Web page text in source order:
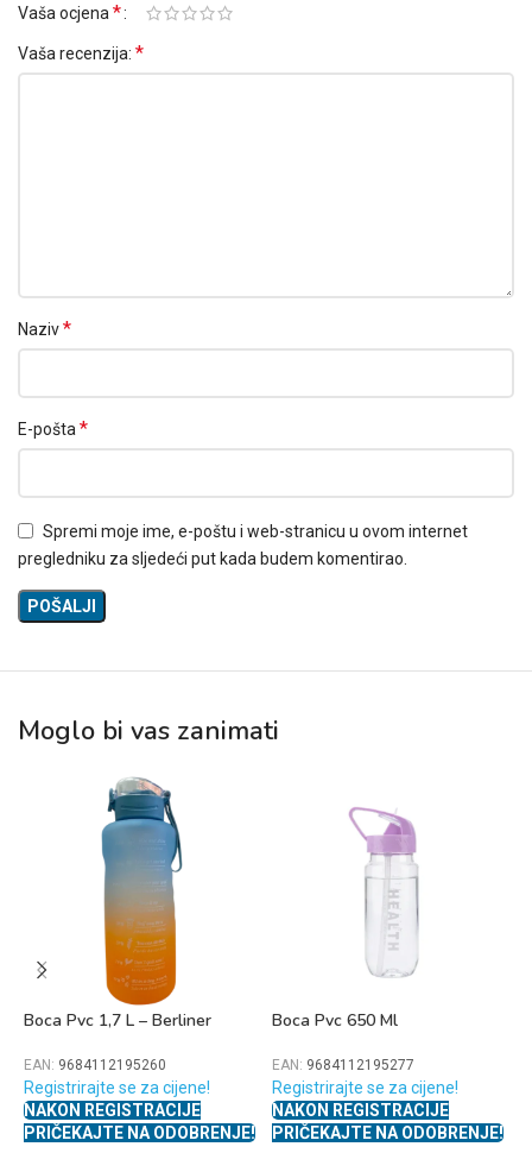
Vaša ocjena*
Vaša recenzija: *
Naziv*
E-pošta*
Spremi moje ime, e-poštu i web-stranicu u ovom internet
pregledniku za sljedeći put kada budem komentirao.
Moglo bi vas zanimati
Boca Pvc 1,7 L – Berliner
EAN: 9684112195260
Registrirajte se za cijene!
NAKON REGISTRACIJE
PRIČEKAJTE NA ODOBRENJE!
Boca Pvc 650 Ml
EAN: 9684112195277
Registrirajte se za cijene!
NAKON REGISTRACIJE
PRIČEKAJTE NA ODOBRENJE!